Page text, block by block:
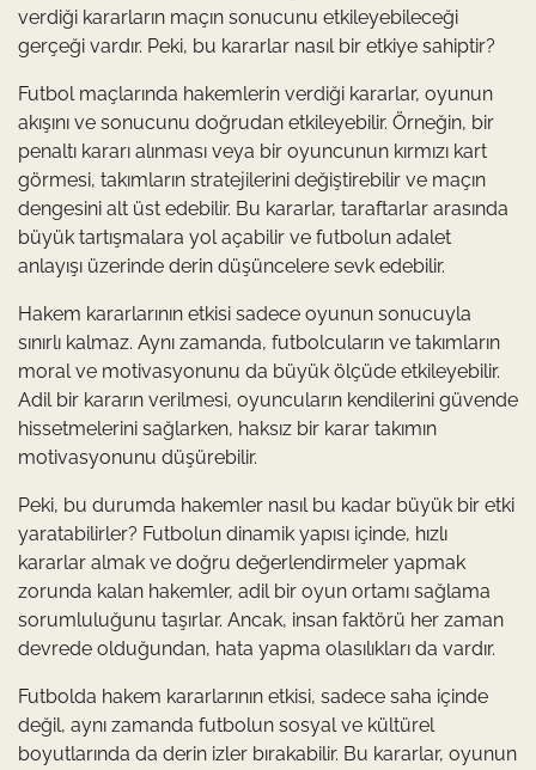
verdiği kararların maçın sonucunu etkileyebileceği
gerçeği vardır. Peki, bu kararlar nasıl bir etkiye sahiptir?
Futbol maçlarında hakemlerin verdiği kararlar, oyunun
akışını ve sonucunu doğrudan etkileyebilir. Örneğin, bir
penaltı kararı alınması veya bir oyuncunun kırmızı kart
görmesi, takımların stratejilerini değiştirebilir ve maçın
dengesini alt üst edebilir. Bu kararlar, taraftarlar arasında
büyük tartışmalara yol açabilir ve futbolun adalet
anlayışı üzerinde derin düşüncelere sevk edebilir.
Hakem kararlarının etkisi sadece oyunun sonucuyla
sınırlı kalmaz. Aynı zamanda, futbolcuların ve takımların
moral ve motivasyonunu da büyük ölçüde etkileyebilir.
Adil bir kararın verilmesi, oyuncuların kendilerini güvende
hissetmelerini sağlarken, haksız bir karar takımın
motivasyonunu düşürebilir.
Peki, bu durumda hakemler nasıl bu kadar büyük bir etki
yaratabilirler? Futbolun dinamik yapısı içinde, hızlı
kararlar almak ve doğru değerlendirmeler yapmak
zorunda kalan hakemler, adil bir oyun ortamı sağlama
sorumluluğunu taşırlar. Ancak, insan faktörü her zaman
devrede olduğundan, hata yapma olasılıkları da vardır.
Futbolda hakem kararlarının etkisi, sadece saha içinde
değil, aynı zamanda futbolun sosyal ve kültürel
boyutlarında da derin izler bırakabilir. Bu kararlar, oyunun